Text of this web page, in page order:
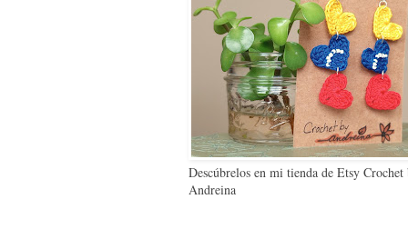
Descúbrelos en mi tienda de Etsy Crochet
Andreina